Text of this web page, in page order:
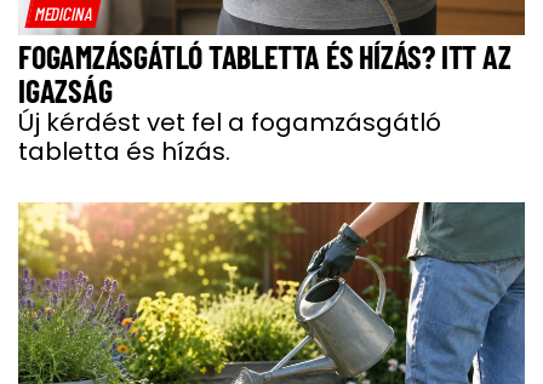
MEDICINA
FOGAMZÁSGÁTLÓ TABLETTA ÉS HÍZÁS? ITT AZ
IGAZSÁG
Új kérdést vet fel a fogamzásgátló
tabletta és hízás.